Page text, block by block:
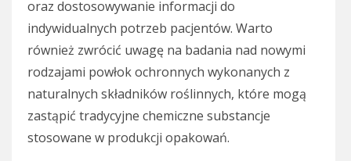
oraz dostosowywanie informacji do
indywidualnych potrzeb pacjentów. Warto
również zwrócić uwagę na badania nad nowymi
rodzajami powłok ochronnych wykonanych z
naturalnych składników roślinnych, które mogą
zastąpić tradycyjne chemiczne substancje
stosowane w produkcji opakowań.